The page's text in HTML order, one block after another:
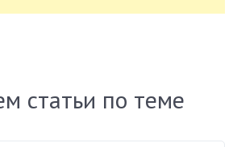
статьи по теме